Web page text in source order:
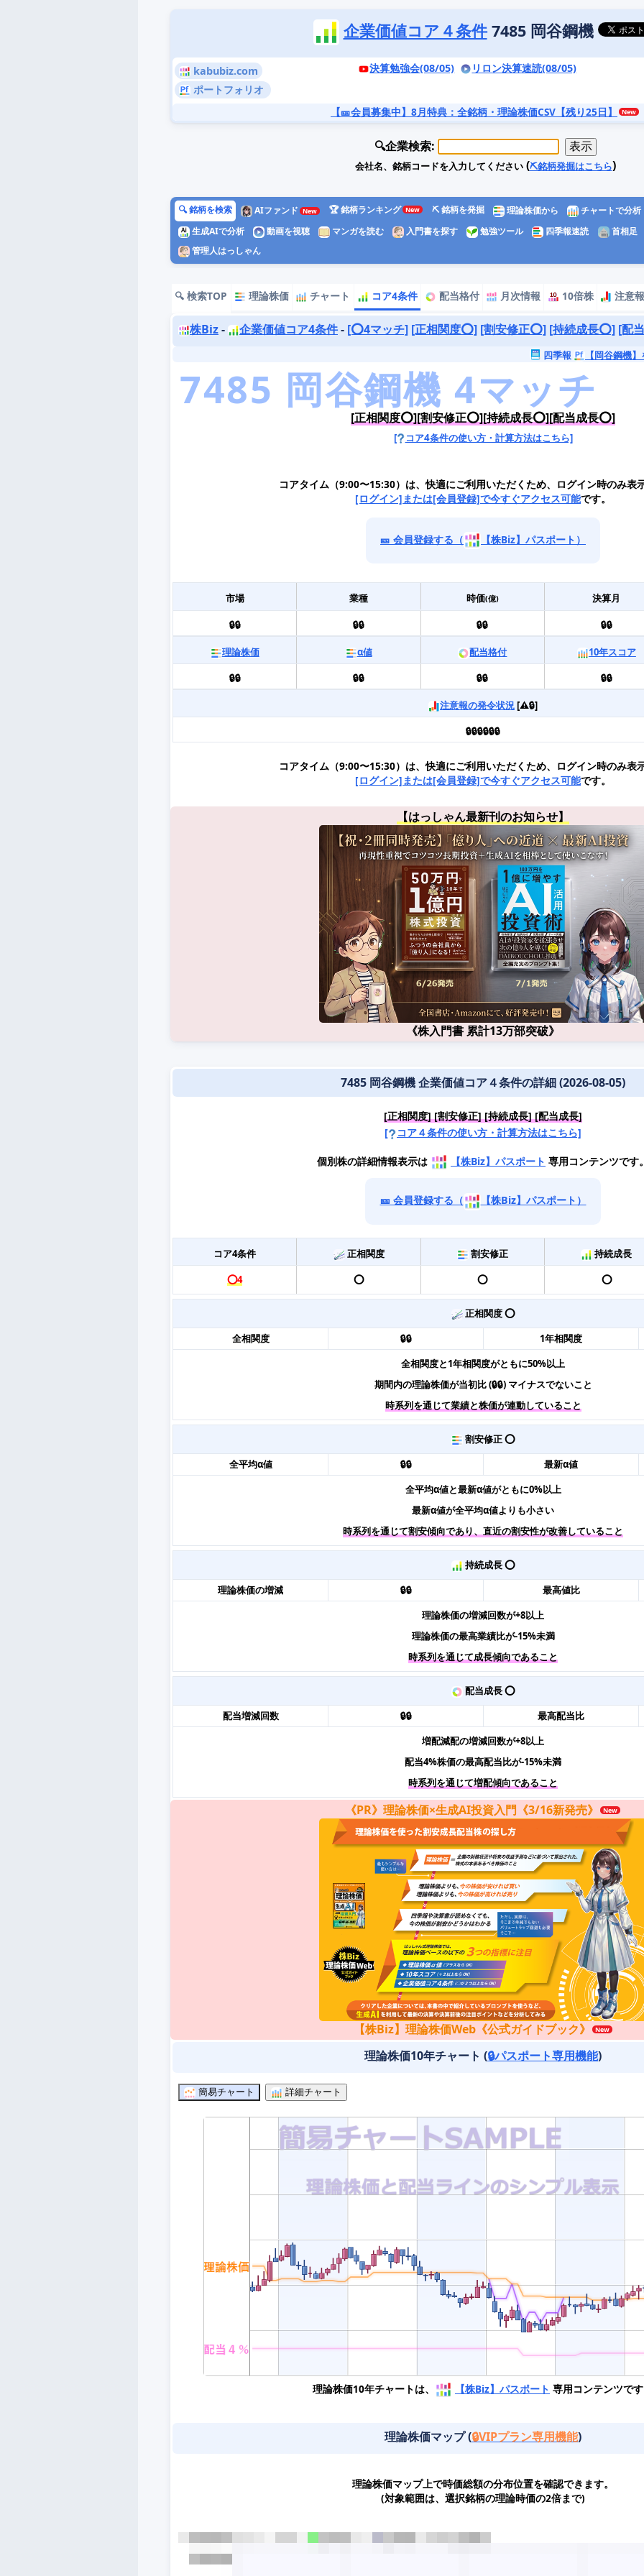
企業価値コア４条件7485 岡谷鋼機
kabubiz.com
ポートフォリオ
決算勉強会(08/05) リロン決算速読(08/05)
【🎫会員募集中】8月特典 ：全銘柄・理論株価CSV【残り25日】
🔍企業検索:
会社名、銘柄コードを入力してください(⛏️銘柄発掘はこちら)
🔍 銘柄を検索 AIファンド 🏆 銘柄ランキング ⛏️ 銘柄を発掘 理論株価から
チャートで分析
生成AIで分析
動画を視聴 マンガを読む 入門書を探す 勉強ツール 四季報速読
首相足
管理人はっしゃん
🔍 検索TOP 理論株価 チャート コア4条件 配当格付 月次情報 10倍株 注意
株Biz- 企業価値コア4条件- [⭕️4マッチ] [正相関度⭕️] [割安修正⭕️] [持続成長⭕️] [配
四季報 【岡谷鋼機
[正相関度⭕️][割安修正⭕️][持続成長⭕️][配当成長⭕️]
[ コア4条件の使い方・計算方法はこちら]
コアタイム（9:00〜15:30）は、快適にご利用いただくため、ログイン時のみ表
[ログイン]または[会員登録]で今すぐアクセス可能です。
🎫 会員登録する（ 【株Biz】パスポート）
市場 業種 時価(億) 決算月
🔒🔒 🔒🔒 🔒🔒 🔒🔒
理論株価 α値 配当格付
10年スコア
🔒🔒
🔒🔒 🔒🔒 🔒🔒
注意報の発令状況[⚠️🔒]
🔒🔒🔒🔒🔒🔒
コアタイム（9:00〜15:30）は、快適にご利用いただくため、ログイン時のみ表
[ログイン]または[会員登録]で今すぐアクセス可能です。
【はっしゃん最新刊のお知らせ】
《株入門書 累計13万部突破》
7485 岡谷鋼機 企業価値コア４条件の詳細 (2026-08-05)
[正相関度] [割安修正] [持続成長] [配当成長]
[
コア４条件の使い方・計算方法はこちら]
個別株の詳細情報表示は 【株Biz】パスポート 専用コンテンツです
🎫 会員登録する（ 【株Biz】パスポート）
コア4条件 正相関度 割安修正
持続成長
⭕️4
⭕️ ⭕️ ⭕️
正相関度 ⭕️
全相関度
🔒🔒
1年相関度
全相関度と1年相関度がともに50%以上
期間内の理論株価が当初比 (🔒🔒) マイナスでないこと
時系列を通じて業績と株価が連動していること
割安修正 ⭕️
全平均α値
🔒🔒
最新α値
全平均α値と最新α値がともに0%以上
最新α値が全平均α値よりも小さい
時系列を通じて割安傾向であり、直近の割安性が改善していること
持続成長 ⭕️
理論株価の増減
🔒🔒
最高値比
理論株価の増減回数が+8以上
理論株価の最高業績比が-15%未満
時系列を通じて成長傾向であること
配当成長 ⭕️
配当増減回数
🔒🔒
最高配当比
増配減配の増減回数が+8以上
配当4%株価の最高配当比が-15%未満
時系列を通じて増配傾向であること
《PR》理論株価×生成AI投資入門《3/16新発売》
【株Biz】理論株価Web《公式ガイドブック》
理論株価10年チャート (🔒パスポート専用機能)
簡易チャート 詳細チャート
理論株価10年チャートは、 【株Biz】パスポート 専用コンテンツで
理論株価マップ (🔒VIPプラン専用機能)
理論株価マップ上で時価総額の分布位置を確認できます。
(対象範囲は、選択銘柄の理論時価の2倍まで)